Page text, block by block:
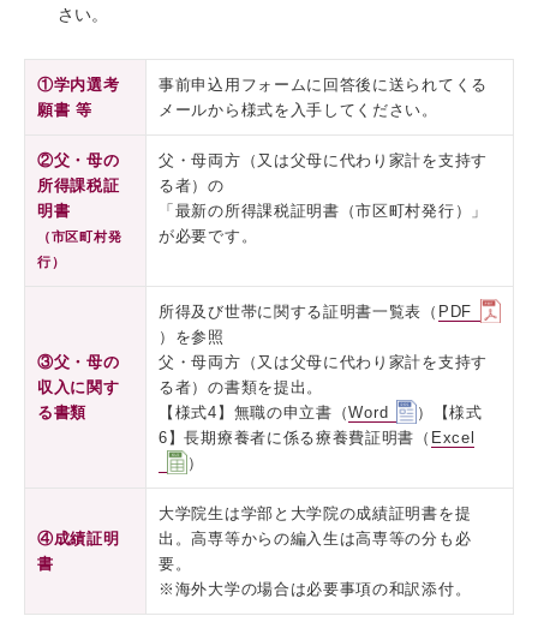
さい。
①学内選考
願書 等
事前申込用フォームに回答後に送られてくる
メールから様式を入手してください。
②父・母の
所得課税証
明書
（市区町村発
行）
父・母両方（又は父母に代わり家計を支持す
る者）の
「最新の所得課税証明書（市区町村発行）」
が必要です。
③父・母の
収入に関す
る書類
所得及び世帯に関する証明書一覧表（ PDF
）を参照
父・母両方（又は父母に代わり家計を支持す
る者）の書類を提出。
【様式4】無職の申立書（Word
）【様式
6】長期療養者に係る療養費証明書（ Excel
）
④成績証明
書
大学院生は学部と大学院の成績証明書を提
出。高専等からの編入生は高専等の分も必
要。
※海外大学の場合は必要事項の和訳添付。